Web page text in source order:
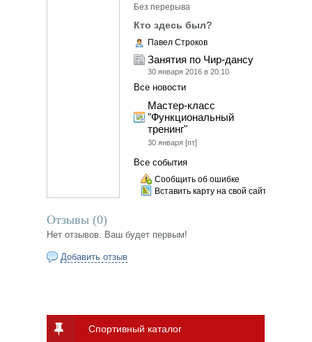
Без перерыва
Кто здесь был?
Павел Строков
Занятия по Чир-дансу
30 января 2016 в 20:10
Все новости
Мастер-класс
"Функциональный
тренинг"
30 января [пт]
Все события
Сообщить об ошибке
Вставить карту на свой сайт
Отзывы (0)
Нет отзывов. Ваш будет первым!
Добавить отзыв
Спортивный каталог